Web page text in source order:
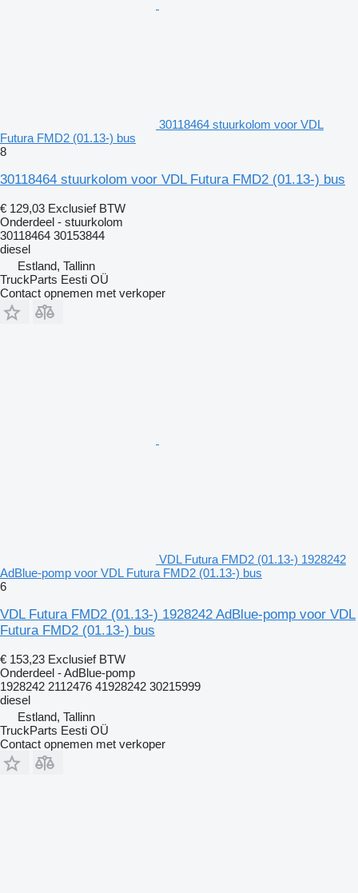
30118464 stuurkolom voor VDL
Futura FMD2 (01.13-) bus
8
30118464 stuurkolom voor VDL Futura FMD2 (01.13-) bus
€ 129,03 Exclusief BTW
Onderdeel - stuurkolom
30118464 30153844
diesel
Estland, Tallinn
TruckParts Eesti OÜ
Contact opnemen met verkoper
VDL Futura FMD2 (01.13-) 1928242
AdBlue-pomp voor VDL Futura FMD2 (01.13-) bus
6
VDL Futura FMD2 (01.13-) 1928242 AdBlue-pomp voor VDL
Futura FMD2 (01.13-) bus
€ 153,23 Exclusief BTW
Onderdeel - AdBlue-pomp
1928242 2112476 41928242 30215999
diesel
Estland, Tallinn
TruckParts Eesti OÜ
Contact opnemen met verkoper